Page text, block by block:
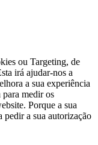
ou Targeting, de
irá ajudar-nos a
a sua experiência
para medir os
Porque a sua
pedir a sua autorização